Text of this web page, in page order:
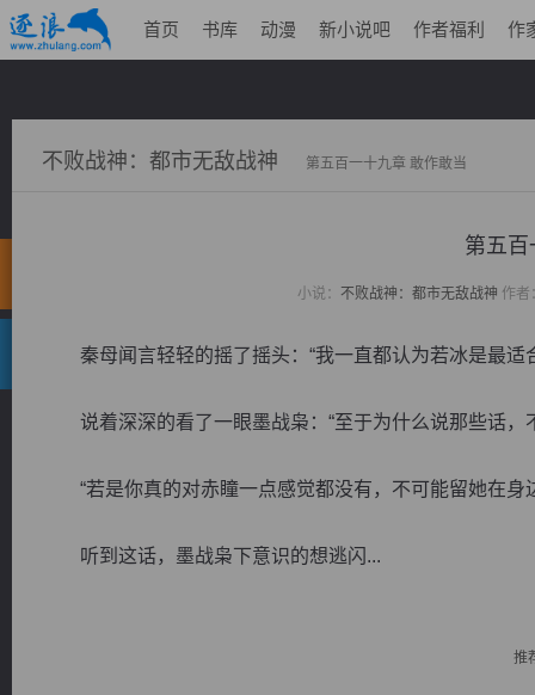
首页 书库 动漫 新小说吧 作者福利 作
不败战神：都市无敌战神 第五百一十九章 敢作敢当
第五百
小说： 不败战神：都市无敌战神 作者
秦母闻言轻轻的摇了摇头：“我一直都认为若冰是最适
说着深深的看了一眼墨战枭：“至于为什么说那些话，
“若是你真的对赤瞳一点感觉都没有，不可能留她在
听到这话，墨战枭下意识的想逃闪...
推